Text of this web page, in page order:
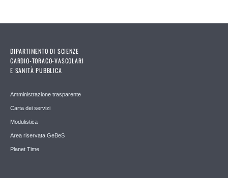
DIPARTIMENTO DI SCIENZE
CARDIO-TORACO-VASCOLARI
E SANITÀ PUBBLICA
Amministrazione trasparente
Carta dei servizi
Modulistica
Area riservata GeBeS
Planet Time